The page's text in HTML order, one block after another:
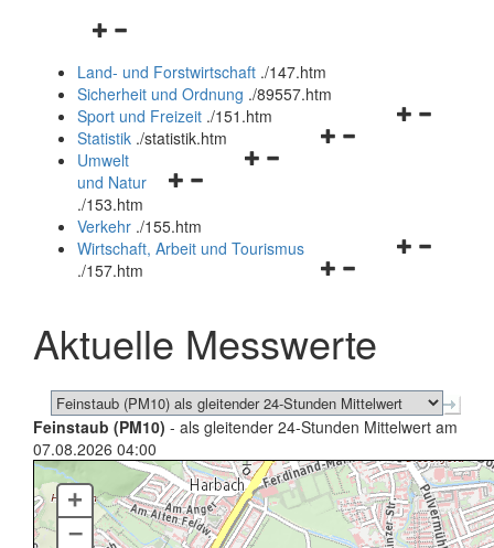
Navigationsmenü
und
schließen
Land- und Forstwirtschaft ./147.htm
Sicherheit und Ordnung ./89557.htm
Navigationsmenü
Sport und Freizeit ./151.htm
Navigationsmenü
Statistik ./statistik.htm
Navigationsmenü
und
schließen
Umwelt
und Natur
./153.htm
Verkehr ./155.htm
Navigationsmenü
schließen
Wirtschaft, Arbeit und Tourismus
./157.htm
Aktuelle Messwerte
Feinstaub (PM10) - als gleitender 24-Stunden Mittelwert am
07.08.2026 04:00
+
–